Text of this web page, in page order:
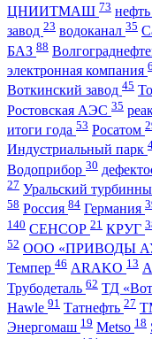
ЦНИИТМАШ 73 нефть
завод 23 водоканал 35
БАЗ 88
электронная компания
Воткинский завод 45
Ростовская АЭС 35
итоги года 53 Росатом
Индустриальный парк
Водоприбор 30
27 Уральский
58 Россия 84 Германия
140 СЕНСОР 21 КРУГ
52 ООО «ПРИВОДЫ
Темпер 46 ARAKO 13
Трубодеталь 62 ТД
Hawle 91 Татнефть 27
Энергомаш 19 Metso 18